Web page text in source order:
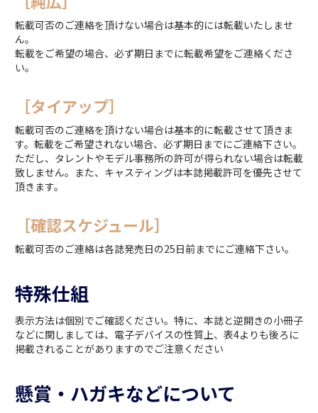
転載可否のご連絡を頂けない場合は基本的には転載いたしませ
ん。
転載をご希望の場合、必ず期日までに転載希望をご連絡くださ
い。
［タイアップ］
転載可否のご連絡を頂けない場合は基本的に転載させて頂きま
す。転載をご希望されない場合、必ず期日までにご連絡下さい。
ただし、タレントやモデル事務所の許可が得られない場合は転載
致しません。また、キャスティングは本誌掲載許可を優先させて
頂きます。
［確認スケジュール］
転載可否のご連絡は各誌発売日の25日前までにご連絡下さい。
特殊仕組
表示方法は個別でご確認ください。特に、本誌と逆開きの小冊子
などに関しましては、電子デバイスの性質上、表4よりも後ろに
掲載されることがありますのでご注意ください
懸賞・ハガキなどについて